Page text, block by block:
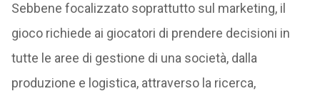
Sebbene focalizzato soprattutto sul marketing, il
gioco richiede ai giocatori di prendere decisioni in
tutte le aree di gestione di una società, dalla
produzione e logistica, attraverso la ricerca,